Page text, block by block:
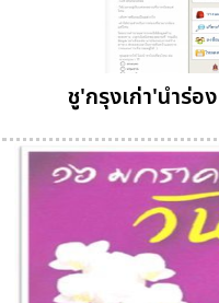
ชู'กรุงเก่า'นำร่อ